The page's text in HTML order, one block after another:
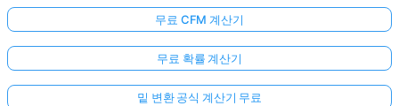
무료 CFM 계산기
무료 확률 계산기
밑 변환 공식 계산기 무료